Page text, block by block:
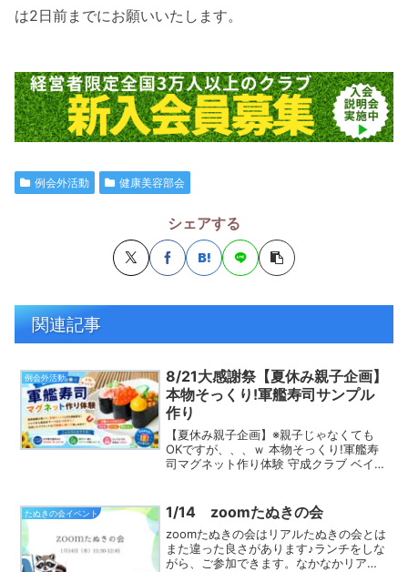
は2日前までにお願いいたします。
例会外活動 健康美容部会
シェアする
関連記事
例会外活動
8/21大感謝祭【夏休み親子企画】
本物そっくり!軍艦寿司サンプル
作り
【夏休み親子企画】※親子じゃなくても
OKですが、、、ｗ 本物そっくり!軍艦寿
司マグネット作り体験 守成クラブ ベイサ
BBQ・パーティーとは一味違う「食品サ
ンプル作り」...
たぬきの会イベント 1/14 zoomたぬきの会
zoomたぬきの会はリアルたぬきの会とは
また違った良さがあります♪ランチをしな
がら、ご参加できます。なかなかリアル